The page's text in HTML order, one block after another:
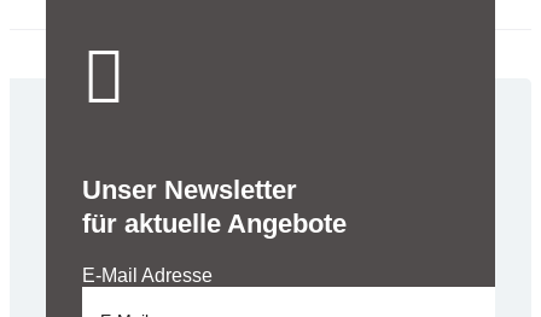
Unser Newsletter
für aktuelle Angebote
E-Mail Adresse